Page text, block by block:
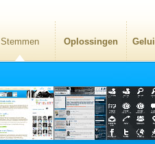
Stemmen Oplossingen